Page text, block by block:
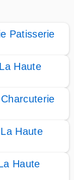
Patisserie
Haute
Haute
Haute